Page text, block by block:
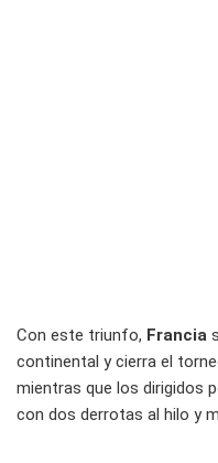
Con este triunfo, Francia
continental y cierra el
mientras que los dirigidos
con dos derrotas al hilo y